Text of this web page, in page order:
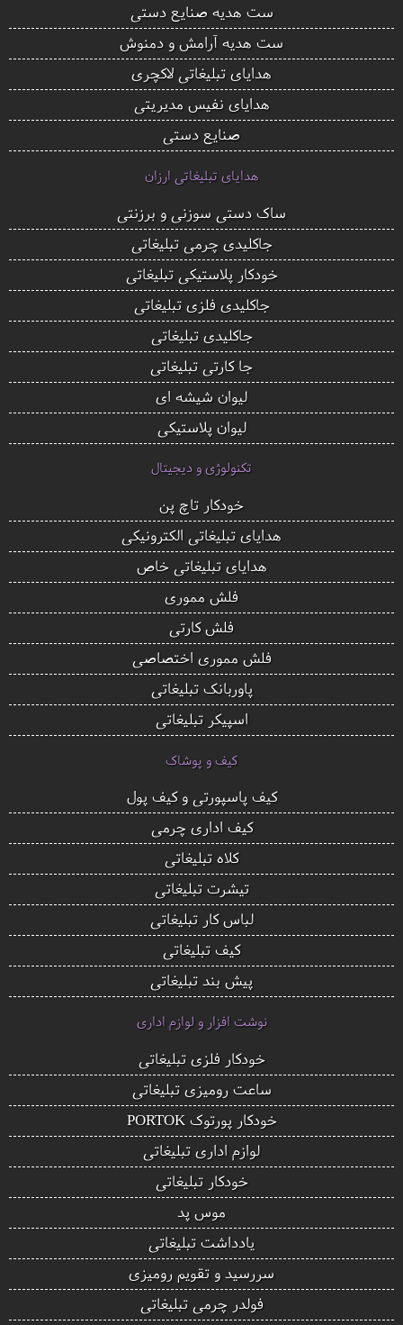
ست هدیه صنایع دستی
ست هدیه آرامش و دمنوش
هدایای تبلیغاتی لاکچری
هدایای نفیس مدیریتی
صنایع دستی
هدایای تبلیغاتی ارزان
ساک دستی سوزنی و برزنتی
جاکلیدی چرمی تبلیغاتی
خودکار پلاستیکی تبلیغاتی
جاکلیدی فلزی تبلیغاتی
جاکلیدی تبلیغاتی
جا کارتی تبلیغاتی
لیوان شیشه ای
لیوان پلاستیکی
تکنولوژی و دیجیتال
خودکار تاچ پن
هدایای تبلیغاتی الکترونیکی
هدایای تبلیغاتی خاص
فلش مموری
فلش کارتی
فلش مموری اختصاصی
پاوربانک تبلیغاتی
اسپیکر تبلیغاتی
کیف و پوشاک
کیف پاسپورتی و کیف پول
کیف اداری چرمی
کلاه تبلیغاتی
تیشرت تبلیغاتی
لباس کار تبلیغاتی
کیف تبلیغاتی
پیش بند تبلیغاتی
نوشت افزار و لوازم اداری
خودکار فلزی تبلیغاتی
ساعت رومیزی تبلیغاتی
خودکار پورتوک PORTOK
لوازم اداری تبلیغاتی
خودکار تبلیغاتی
موس پد
یادداشت تبلیغاتی
سررسید و تقویم رومیزی
فولدر چرمی تبلیغاتی